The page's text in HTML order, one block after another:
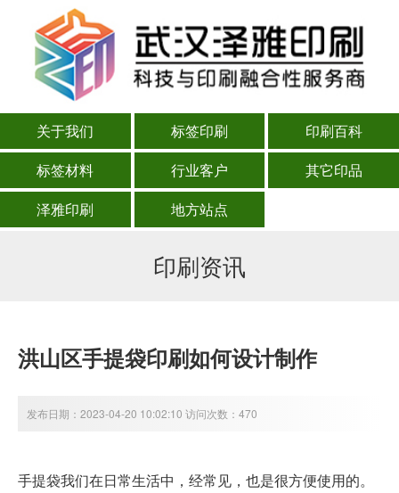
关于我们 标签印刷
印刷百科
标签材料
行业客户
其它印品
泽雅印刷
地方站点
印刷资讯
洪山区手提袋印刷如何设计制作
发布日期：2023-04-20 10:02:10 访问次数：470
手提袋我们在日常生活中，经常见，也是很方便使用的。